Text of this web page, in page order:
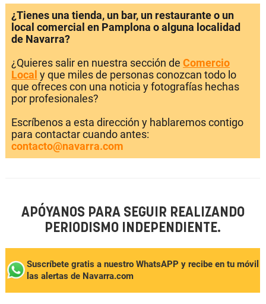
¿Tienes una tienda, un bar, un restaurante o un
local comercial en Pamplona o alguna localidad
de Navarra?
¿Quieres salir en nuestra sección de Comercio
Local y que miles de personas conozcan todo lo
que ofreces con una noticia y fotografías hechas
por profesionales?
Escríbenos a esta dirección y hablaremos contigo
para contactar cuando antes:
contacto@navarra.com
APÓYANOS PARA SEGUIR REALIZANDO
PERIODISMO INDEPENDIENTE.
Suscríbete gratis a nuestro WhatsAPP y recibe en tu móvil
las alertas de Navarra.com